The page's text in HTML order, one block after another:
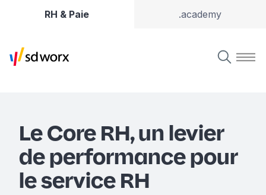
RH & Paie .academy
Le Core RH, un levier
de performance pour
le service RH